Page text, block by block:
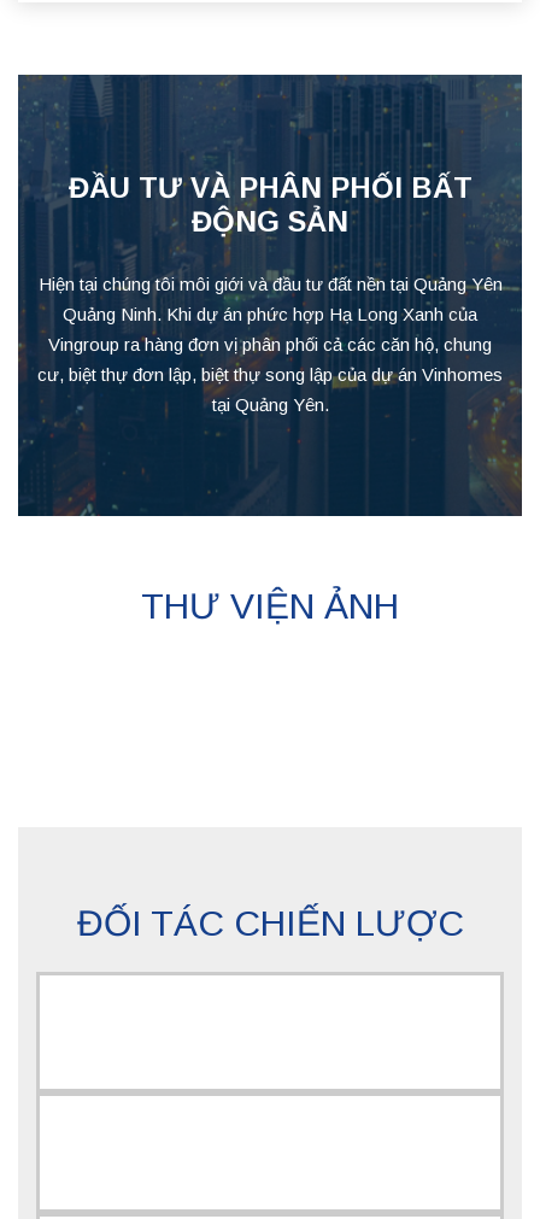
ĐẦU TƯ VÀ PHÂN PHỐI BẤT
ĐỘNG SẢN
Hiện tại chúng tôi môi giới và đầu tư đất nền tại Quảng Yên
Quảng Ninh. Khi dự án phức hợp Hạ Long Xanh của
Vingroup ra hàng đơn vị phân phối cả các căn hộ, chung
cư, biệt thự đơn lập, biệt thự song lập của dự án Vinhomes
tại Quảng Yên.
THƯ VIỆN ẢNH
ĐỐI TÁC CHIẾN LƯỢC